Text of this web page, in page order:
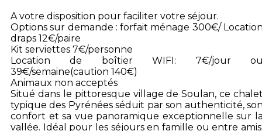
A votre disposition pour faciliter votre séjour.
Options sur demande : forfait ménage 300€/
draps 12€/paire
Kit serviettes 7€/personne
Location de boîtier WIFI: 7€/jour
39€/semaine(caution 140€)
Animaux non acceptés
Situé dans le pittoresque village de Soulan, ce
typique des Pyrénées séduit par son authenticité,
confort et sa vue panoramique exceptionnelle sur
vallée. Idéal pour les séjours en famille ou entre